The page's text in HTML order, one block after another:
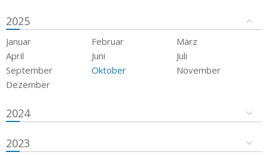
2025
Januar Februar
März
April
Juni
Juli
September
Oktober
November
Dezember
2024
2023